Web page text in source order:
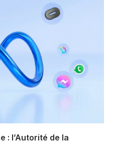
: l’Autorité de la